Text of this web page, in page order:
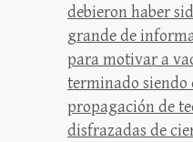
debieron haber
grande de
para motivar a
terminado siendo
propagación de
disfrazadas de